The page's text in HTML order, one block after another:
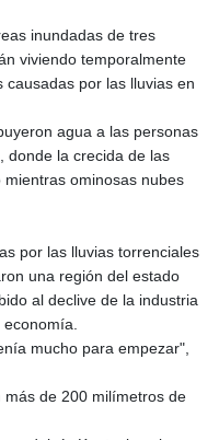
inundadas de tres
viviendo temporalmente
por las lluvias en
agua a las personas
donde la crecida de las
ominosas nubes
por las lluvias torrenciales
una región del estado
al declive de la industria
mucho para empezar",
de 200 milímetros de